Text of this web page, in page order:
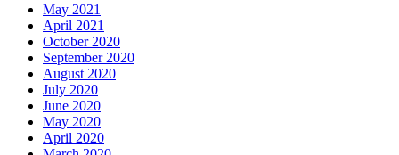
May 2021
April 2021
October 2020
September 2020
August 2020
July 2020
June 2020
May 2020
April 2020